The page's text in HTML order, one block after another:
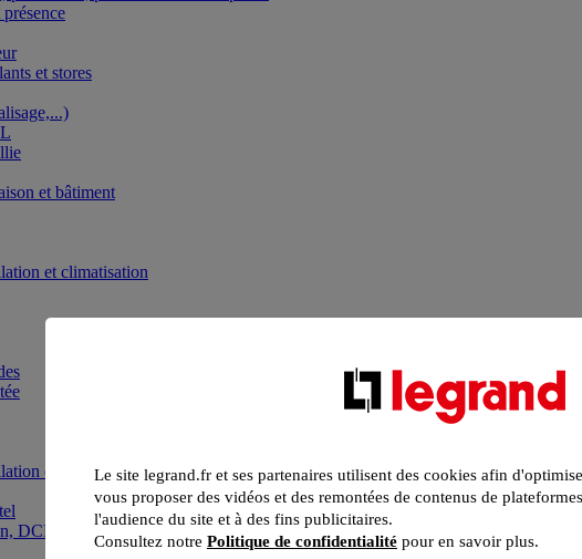
et stores
et bâtiment
et climatisation
et climatisation
DCL et boîte de sol
Le site legrand.fr et ses partenaires utilisent des cookies afin
vous proposer des vidéos et des remontées de contenus de
l'audience du site et à des fins publicitaires.
Consultez notre Politique de confidentialité pour en savoir plus.